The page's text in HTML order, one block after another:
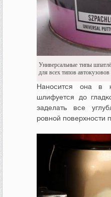
Универсальные типы
для всех типов автокузовов
Наносится она в
шлифуется до
заделать все
ровной поверхности